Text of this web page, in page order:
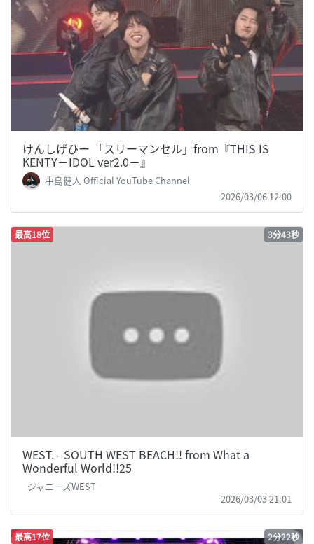
けんしげひー 「スリーマンセル」from『THIS IS
KENTY－IDOL ver2.0－』
中島健人 Official YouTube Channel
2026/03/06 12:00
最高18位 3分43秒
WEST. - SOUTH WEST BEACH!! from What a
Wonderful World!!25
ジャニーズWEST
2026/03/03 21:01
最高17位 2分22秒